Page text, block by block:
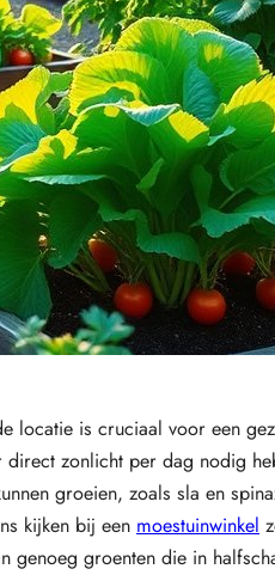
locatie is cruciaal voor een
direct zonlicht per dag nodig
groeien, zoals sla en
kijken bij een moestuinwinkel
groenten die in